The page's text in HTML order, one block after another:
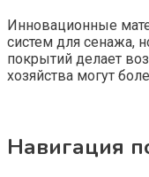
Инновационные
систем для сенажа,
покрытий делает
хозяйства могут
Навигация